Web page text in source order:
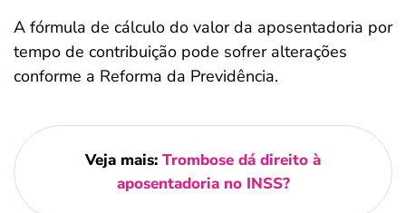
A fórmula de cálculo do valor da aposentadoria por
tempo de contribuição pode sofrer alterações
conforme a Reforma da Previdência.
Veja mais: Trombose dá direito à
aposentadoria no INSS?